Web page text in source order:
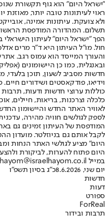
"ישראל היום" הוא גוף תקשורת
ראוי לעיתונות טובה יותר, מאוזנת
ולא צועקת. עיתונות אמינה,
הפך "ישראל היום" לעיתון
חול. מו"ל העיתון היא ד"ר מרים
והעורך המייסד הוא עמוס רגב.
חדשות מסביב לשעון, תוכן בלעדי,
וידיאו, פודקאסטים ושידורים
כוללות ערוצי חדשות ודעות, תרבות
לאוויר האתר החדש והיישומון
לספק לגולשים חוויה מהירה,
המודפסת של העיתון זמינים גם
לקבל אותם גם בניוזלטר. מועדון
היום" מציע לגולשי האתר הנחות
היום פתוח להערות, לביקורת
במייל hayom@israelhayom.co.il.
יום שני, 8.6.2026
כ"ג בסיון תשפ"ו
חדשות
דעות
ספורט
ForReal
תרבות ובידור